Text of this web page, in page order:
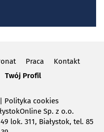
Praca
Kontakt
Twój Profil
| Polityka cookies
Sp. z o.o.
lok. 311, Białystok, tel. 85